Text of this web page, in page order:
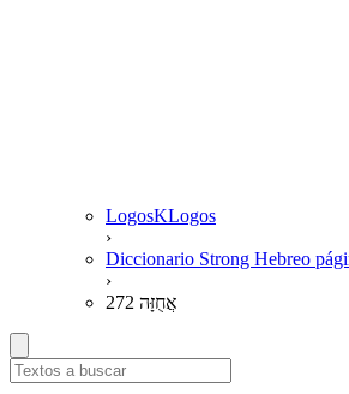
LogosKLogos
›
Diccionario Strong Hebreo
›
272 אֲחֻזָּה